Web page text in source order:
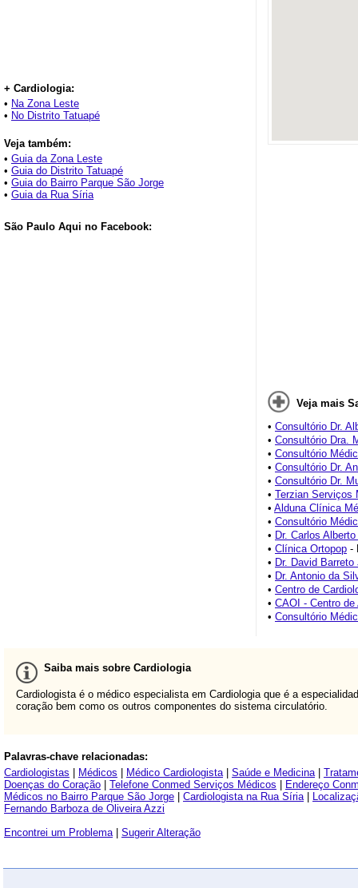
+ Cardiologia:
• Na Zona Leste
• No Distrito Tatuapé
Veja também:
• Guia da Zona Leste
• Guia do Distrito Tatuapé
• Guia do Bairro Parque São Jorge
• Guia da Rua Síria
São Paulo Aqui no Facebook:
Veja mais
• Consultório Dr.
• Consultório Dra.
• Consultório
• Consultório Dr.
• Consultório Dr.
• Terzian Serviços
• Alduna Clínica
• Consultório
• Dr. Carlos
• Clínica Ortopop -
• Dr. David Barreto
• Dr. Antonio da
• Centro de
• CAOI - Centro
• Consultório
Saiba mais sobre Cardiologia
Cardiologista é o médico especialista em Cardiologia que é a
coração bem como os outros componentes do sistema circulatório.
Palavras-chave relacionadas:
Cardiologistas
Médicos Médico Cardiologista| Saúde e Medicina|
Doenças do Coração
Telefone Conmed Serviços Médicos
Endereço
Médicos no Bairro Parque São Jorge
Cardiologista na Rua Síria|
Fernando Barboza de Oliveira Azzi
Encontrei um Problema| Sugerir Alteração